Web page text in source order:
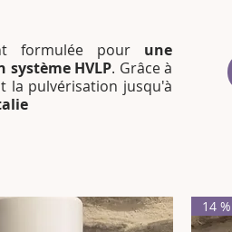
formulée pour une
HVLP. Grâce à
la pulvérisation jusqu'à
14 %